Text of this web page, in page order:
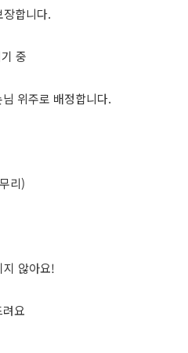
합니다.
중
위주로 배정합니다.
리)
지 않아요!
요